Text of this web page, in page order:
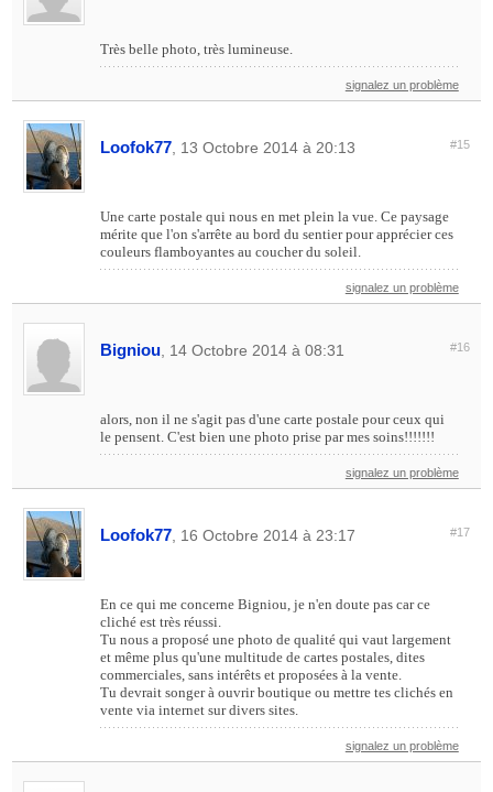
Très belle photo, très lumineuse.
signalez un problème
Loofok77 , 13 Octobre 2014 à 20:13 #15
Une carte postale qui nous en met plein la vue. Ce paysage
mérite que l'on s'arrête au bord du sentier pour apprécier ces
couleurs flamboyantes au coucher du soleil.
signalez un problème
Bigniou , 14 Octobre 2014 à 08:31 #16
alors, non il ne s'agit pas d'une carte postale pour ceux qui
le pensent. C'est bien une photo prise par mes soins!!!!!!!
signalez un problème
Loofok77 , 16 Octobre 2014 à 23:17 #17
En ce qui me concerne Bigniou, je n'en doute pas car ce
cliché est très réussi.
Tu nous a proposé une photo de qualité qui vaut largement
et même plus qu'une multitude de cartes postales, dites
commerciales, sans intérêts et proposées à la vente.
Tu devrait songer à ouvrir boutique ou mettre tes clichés en
vente via internet sur divers sites.
signalez un problème